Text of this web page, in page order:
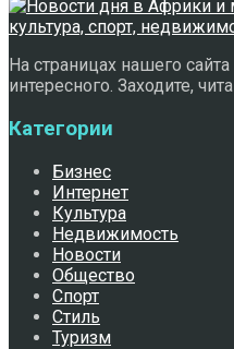
На страницах нашего
интересного. Заходите,
Категории
Бизнес
Интернет
Культура
Недвижимость
Новости
Общество
Спорт
Стиль
Туризм